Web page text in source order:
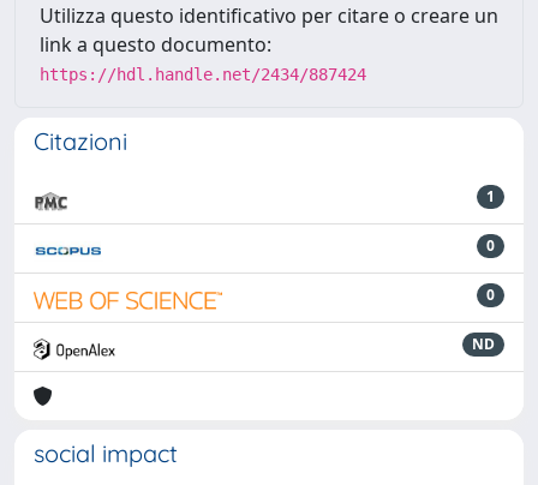
Utilizza questo identificativo per citare o creare un
link a questo documento:
https://hdl.handle.net/2434/887424
Citazioni
1
0
0
ND
social impact